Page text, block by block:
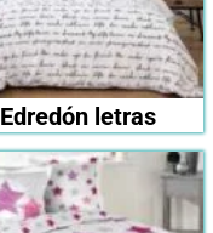
Edredón letras